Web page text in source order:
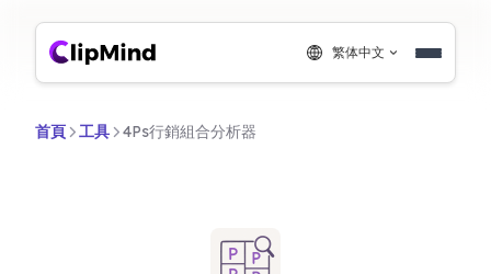
繁体中文
首頁 工具 4Ps行銷組合分析器